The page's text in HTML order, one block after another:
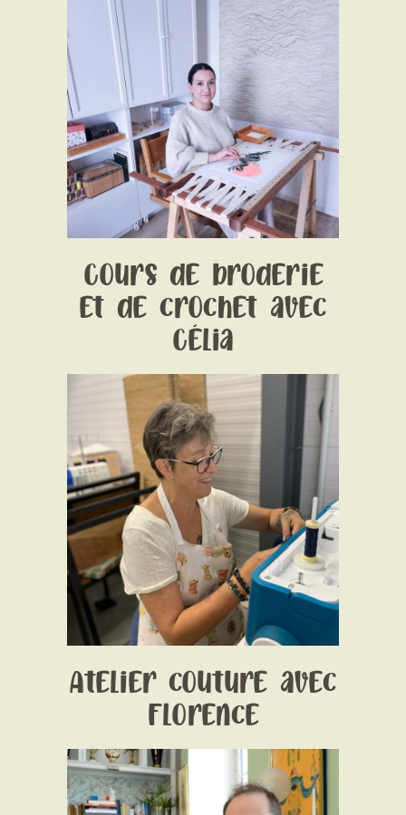
1 January 1970
14:30 - 17H-17:30
Price:
à partir de 25€ pour le crochet et 40
€ la broderie
Cours de broderie
et de crochet avec
Célia
Date:
1 January 1970
Time:
14:30 - 17:30 Jeudi & Samedi
Price:30€/3 heures-carte de fidélité 100 € /
10h (11ième gratuite)
Atelier couture avec
Florence